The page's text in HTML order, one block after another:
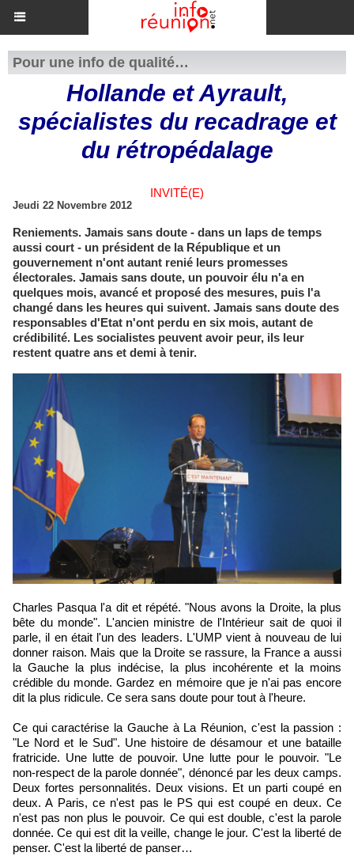
Pour une info de qualité…
Hollande et Ayrault,
spécialistes du recadrage et
du rétropédalage
INVITÉ(E)
Jeudi 22 Novembre 2012
Reniements. Jamais sans doute - dans un laps de temps
aussi court - un président de la République et un
gouvernement n'ont autant renié leurs promesses
électorales. Jamais sans doute, un pouvoir élu n'a en
quelques mois, avancé et proposé des mesures, puis l'a
changé dans les heures qui suivent. Jamais sans doute des
responsables d'Etat n'ont perdu en six mois, autant de
crédibilité. Les socialistes peuvent avoir peur, ils leur
restent quatre ans et demi à tenir.
Charles Pasqua l'a dit et répété. "Nous avons la Droite, la plus
bête du monde". L'ancien ministre de l'Intérieur sait de quoi il
parle, il en était l'un des leaders. L'UMP vient à nouveau de lui
donner raison. Mais que la Droite se rassure, la France a aussi
la Gauche la plus indécise, la plus incohérente et la moins
crédible du monde. Gardez en mémoire que je n'ai pas encore
dit la plus ridicule. Ce sera sans doute pour tout à l'heure.
Ce qui caractérise la Gauche à La Réunion, c'est la passion :
"Le Nord et le Sud". Une histoire de désamour et une bataille
fratricide. Une lutte de pouvoir. Une lutte pour le pouvoir. "Le
non-respect de la parole donnée", dénoncé par les deux camps.
Deux fortes personnalités. Deux visions. Et un parti coupé en
deux. A Paris, ce n'est pas le PS qui est coupé en deux. Ce
n'est pas non plus le pouvoir. Ce qui est double, c'est la parole
donnée. Ce qui est dit la veille, change le jour. C'est la liberté de
penser. C'est la liberté de panser…